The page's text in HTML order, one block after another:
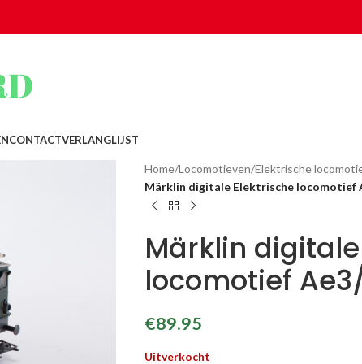
CONTACTVERLANGLIJST
Home/Locomotieven/Elektrische
Märklin digitale Elektrische locomotief
Märklin
locomotief
€89.95
Uitverkocht